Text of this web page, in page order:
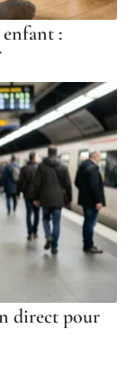
enfant :
direct pour